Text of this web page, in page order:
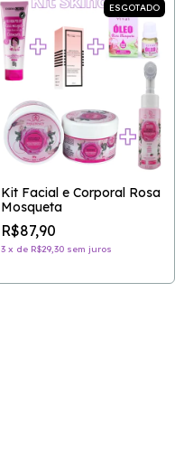
ESGOTADO
Kit Facial e Corporal Rosa
Mosqueta
R$87,90
3 x de R$29,30 sem juros